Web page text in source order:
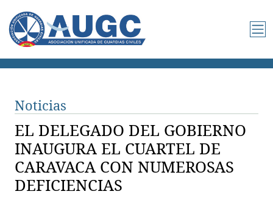
Noticias
EL DELEGADO DEL GOBIERNO
INAUGURA EL CUARTEL DE
CARAVACA CON NUMEROSAS
DEFICIENCIAS